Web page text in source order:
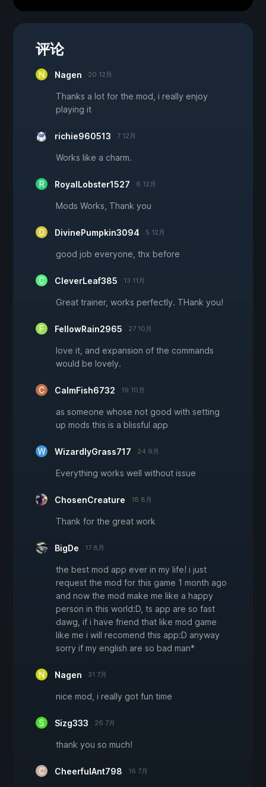
评论
Nagen 20 12月
Thanks a lot for the mod, i really enjoy
playing it
richie960513 7 12月
Works like a charm.
RoyalLobster1527 6 12月
Mods Works, Thank you
DivinePumpkin3094 5 12月
good job everyone, thx before
CleverLeaf385 13 11月
Great trainer, works perfectly. THank you!
FellowRain2965 27 10月
love it, and expansion of the commands
would be lovely.
CalmFish6732 19 10月
as someone whose not good with setting
up mods this is a blissful app
WizardlyGrass717 24 9月
Everything works well without issue
ChosenCreature 18 8月
Thank for the great work
BigDe 17 8月
the best mod app ever in my life! i just
request the mod for this game 1 month ago
and now the mod make me like a happy
person in this world:D, ts app are so fast
dawg, if i have friend that like mod game
like me i will recomend this app:D anyway
sorry if my english are so bad man*
Nagen 31 7月
nice mod, i really got fun time
Sizg333 26 7月
thank you so much!
CheerfulAnt798 16 7月